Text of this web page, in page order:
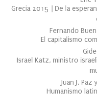
Grecia 2015 | De la
Fernando
El capitalismo
Israel Katz, ministro
Juan J. Paz
Humanismo